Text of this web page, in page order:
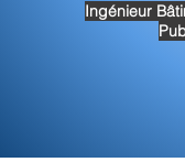
Ingénieur